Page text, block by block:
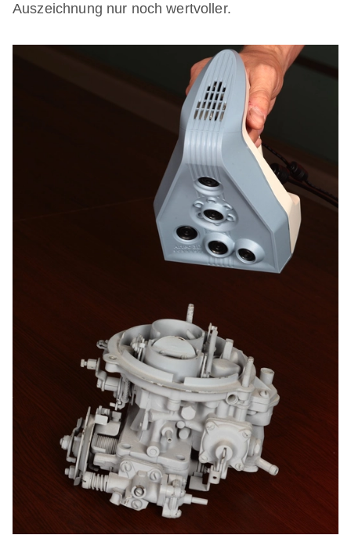
Auszeichnung nur noch wertvoller.